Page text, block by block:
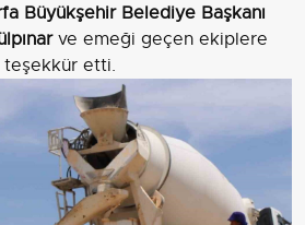
Büyükşehir Belediye Başkanı
ve emeği geçen ekiplere
teşekkür etti.